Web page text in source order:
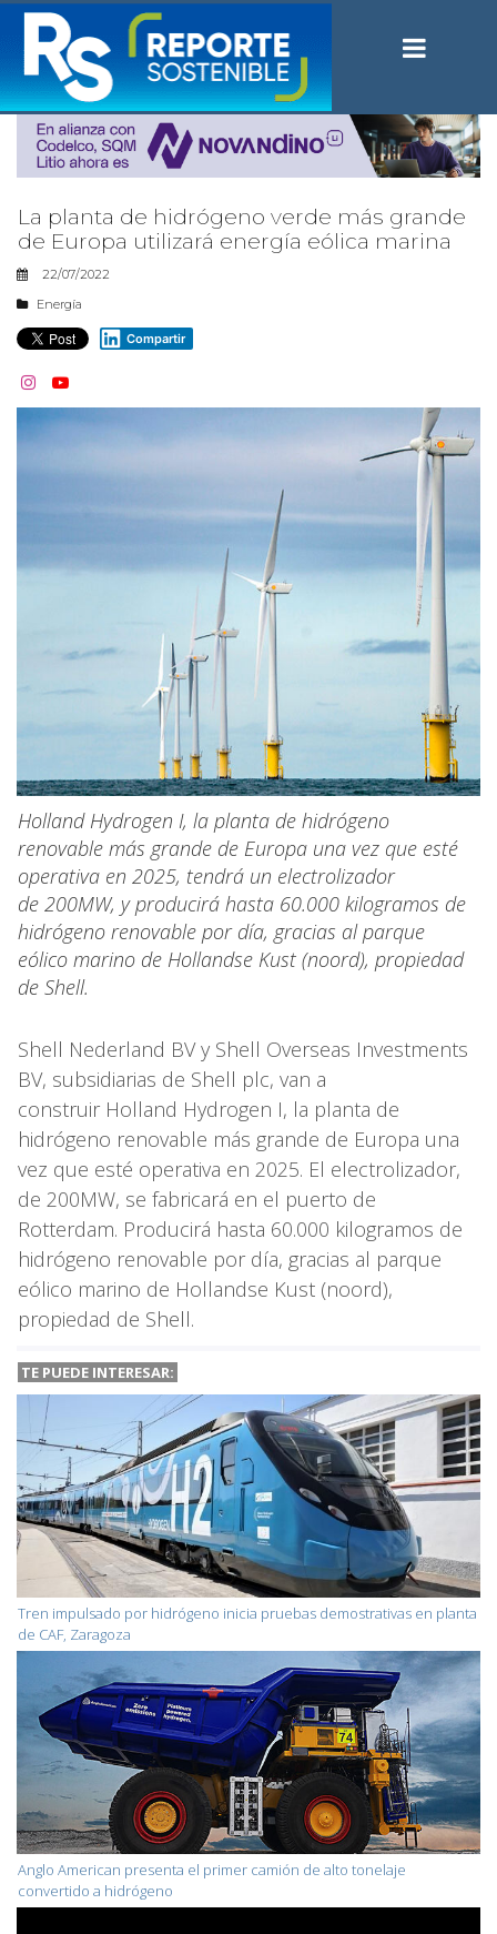
La planta de hidrógeno verde más grande
de Europa utilizará energía eólica marina
22/07/2022
Energía
Compartir
 
Holland Hydrogen I, la planta de hidrógeno
renovable más grande de Europa una vez que esté
operativa en 2025, tendrá un electrolizador
de 200MW, y producirá hasta 60.000 kilogramos de
hidrógeno renovable por día, gracias al parque
eólico marino de Hollandse Kust (noord), propiedad
de Shell.
Shell Nederland BV y Shell Overseas Investments
BV, subsidiarias de Shell plc, van a
construir Holland Hydrogen I, la planta de
hidrógeno renovable más grande de Europa una
vez que esté operativa en 2025. El electrolizador,
de 200MW, se fabricará en el puerto de
Rotterdam. Producirá hasta 60.000 kilogramos de
hidrógeno renovable por día, gracias al parque
eólico marino de Hollandse Kust (noord),
propiedad de Shell.
TE PUEDE INTERESAR:
Tren impulsado por hidrógeno inicia pruebas demostrativas en planta
de CAF, Zaragoza
Anglo American presenta el primer camión de alto tonelaje
convertido a hidrógeno